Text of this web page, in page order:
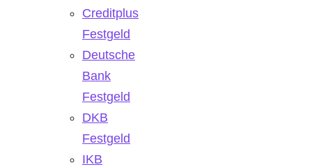
Creditplus
Festgeld
Deutsche
Bank
Festgeld
DKB
Festgeld
IKB